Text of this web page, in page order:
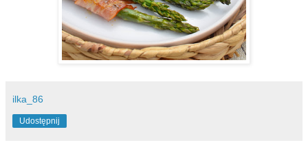
ilka_86
Udostępnij